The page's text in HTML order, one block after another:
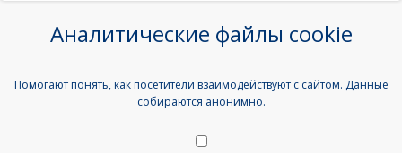
Аналитические файлы cookie
Помогают понять, как посетители взаимодействуют с сайтом. Данные
собираются анонимно.